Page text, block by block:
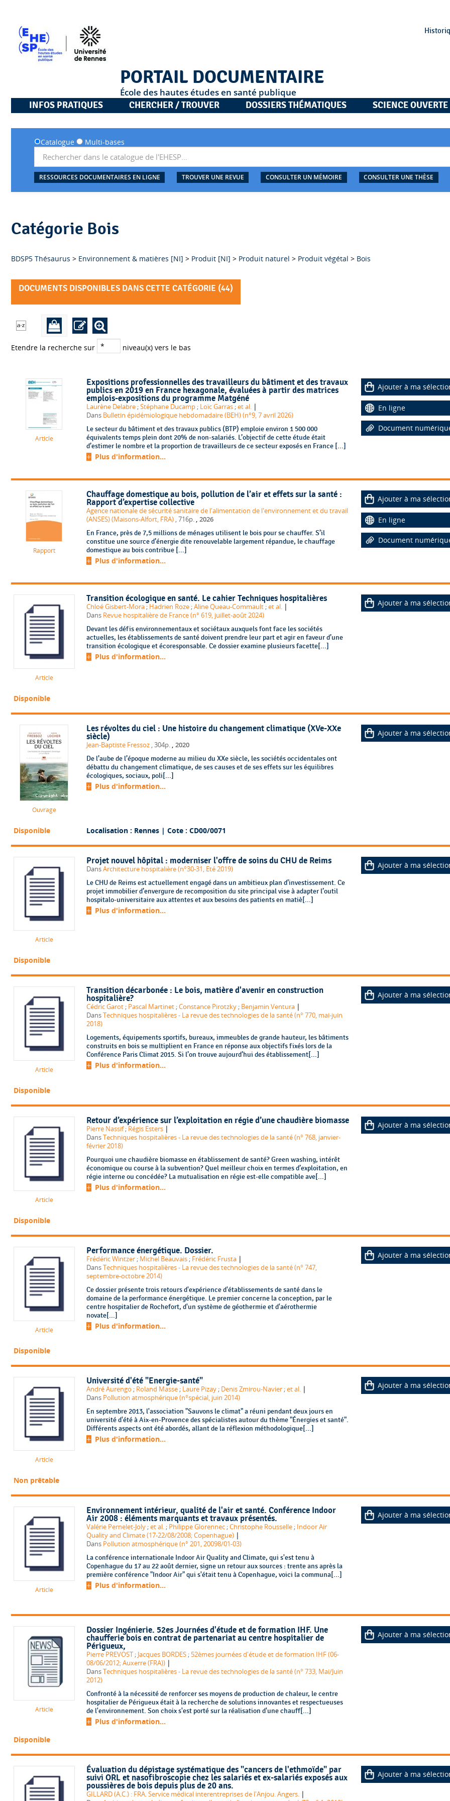
PORTAIL DOCUMENTAIRE
École des hautes études en santé publique
INFOS PRATIQUES
CHERCHER / TROUVER DOSSIERS THÉMATIQUES SCIENCE OUVERTE
Catalogue Multi-bases
RESSOURCES DOCUMENTAIRES EN LIGNE TROUVER UNE REVUE CONSULTER UN MÉMOIRE CONSULTER UNE THÈSE
Catégorie Bois
BDSP5 Thésaurus > Environnement & matières [NI] > Produit [NI] > Produit naturel > Produit végétal > Bois
DOCUMENTS DISPONIBLES DANS CETTE CATÉGORIE (44)
Etendre la recherche sur niveau(x) vers le bas
Article
Expositions professionnelles des travailleurs du bâtiment et des travaux
publics en 2019 en France hexagonale, évaluées à partir des matrices
emplois-expositions du programme Matgéné
Laurène Delabre ;Stéphane Ducamp ; Loïc Garras ;et al. |
Dans Bulletin épidémiologique hebdomadaire (BEH) (n°9, 7 avril 2026)
Le secteur du bâtiment et des travaux publics (BTP) emploie environ 1 500 000
équivalents temps plein dont 20% de non-salariés. L’objectif de cette étude était
d’estimer le nombre et la proportion de travailleurs de ce secteur exposés en France [...]
Plus d'information...
Ajouter à ma
En ligne
Document
Rapport
Chauffage domestique au bois, pollution de l’air et effets sur la santé :
Rapport d’expertise collective
Agence nationale de sécurité sanitaire de l'alimentation de l'environnement et du travail
(ANSES) (Maisons-Alfort, FRA) , 716p. 2026
En France, près de 7,5 millions de ménages utilisent le bois pour se chauffer. S’il
constitue une source d’énergie dite renouvelable largement répandue, le chauffage
domestique au bois contribue [...]
Plus d'information...
Ajouter à ma
En ligne
Document
Article
Transition écologique en santé. Le cahier Techniques hospitalières
Chloé Gisbert-Mora ; Hadrien Roze ;Aline Queau-Commault ;et al. |
Dans Revue hospitalière de France (n° 619, juillet-août 2024)
Devant les défis environnementaux et sociétaux auxquels font face les sociétés
actuelles, les établissements de santé doivent prendre leur part et agir en faveur d’une
transition écologique et écoresponsable. Ce dossier examine plusieurs facette[...]
Plus d'information...
Ajouter à ma
Disponible
Ouvrage
Les révoltes du ciel : Une histoire du changement climatique (XVe-XXe
siècle)
Jean-Baptiste Fressoz , 304p. 2020
De l’aube de l’époque moderne au milieu du XXe siècle, les sociétés occidentales ont
débattu du changement climatique, de ses causes et de ses effets sur les équilibres
écologiques, sociaux, poli[...]
Plus d'information...
Ajouter à ma
Disponible Localisation : Rennes | Cote : CD00/0071
Article
Projet nouvel hôpital : moderniser l'offre de soins du CHU de Reims
DansArchitecture hospitalière (n°30-31, Eté 2019)
Le CHU de Reims est actuellement engagé dans un ambitieux plan d’investissement. Ce
projet immobilier d’envergure de recomposition du site principal vise à adapter l’outil
hospitalo-universitaire aux attentes et aux besoins des patients en matiè[...]
Plus d'information...
Ajouter à ma
Disponible
Article
Transition décarbonée : Le bois, matière d'avenir en construction
hospitalière?
Cédric Garot ; Pascal Martinet ;Constance Pirotzky ; Benjamin Ventura |
DansTechniques hospitalières - La revue des technologies de la santé (n° 770, mai-juin
2018)
Logements, équipements sportifs, bureaux, immeubles de grande hauteur, les bâtiments
construits en bois se multiplient en France en réponse aux objectifs fixés lors de la
Conférence Paris Climat 2015. Si l’on trouve aujourd’hui des établissement[...]
Plus d'information...
Ajouter à ma
Disponible
Article
Retour d’expérience sur l’exploitation en régie d’une chaudière biomasse
Pierre Nassif ; Régis Esters |
DansTechniques hospitalières - La revue des technologies de la santé (n° 768, janvier-
février 2018)
Pourquoi une chaudière biomasse en établissement de santé? Green washing, intérêt
économique ou course à la subvention? Quel meilleur choix en termes d’exploitation, en
régie interne ou concédée? La mutualisation en régie est-elle compatible ave[...]
Plus d'information...
Ajouter à ma
Disponible
Article
Performance énergétique. Dossier.
Frédéric Wintzer ; Michel Beauvais ; Frédéric Frusta |
DansTechniques hospitalières - La revue des technologies de la santé (n° 747,
septembre-octobre 2014)
Ce dossier présente trois retours d'expérience d'établissements de santé dans le
domaine de la performance énergétique. Le premier concerne la conception, par le
centre hospitalier de Rochefort, d'un système de géothermie et d'aérothermie
novate[...]
Plus d'information...
Ajouter à ma
Disponible
Article
Université d'été "Energie-santé"
André Aurengo ; Roland Masse ; Laure Pizay ; Denis Zmirou-Navier ;et al. |
Dans Pollution atmosphérique (n°spécial, juin 2014)
En septembre 2013, l'association "Sauvons le climat" a réuni pendant deux jours en
université d'été à Aix-en-Provence des spécialistes autour du thème "Énergies et santé".
Différents aspects ont été abordés, allant de la réflexion méthodologique[...]
Plus d'information...
Ajouter à ma
Non prêtable
Article
Environnement intérieur, qualité de l'air et santé. Conférence Indoor
Air 2008 : éléments marquants et travaux présentés.
Valérie Pernelet-Joly;et al.; Philippe Glorennec;Christophe Rousselle; Indoor Air
Quality and Climate (17-22/08/2008; Copenhague) |
Dans Pollution atmosphérique (n° 201, 20098/01-03)
La conférence internationale Indoor Air Quality and Climate, qui s'est tenu à
Copenhague du 17 au 22 août dernier, signe un retour aux sources : trente ans après la
première conférence "Indoor Air" qui s'était tenu à Copenhague, voici la communa[...]
Plus d'information...
Ajouter à ma
Article
Dossier Ingénierie. 52es Journées d'étude et de formation IHF. Une
chaufferie bois en contrat de partenariat au centre hospitalier de
Périgueux,
Pierre PREVOST ; Jacques BORDES ; 52èmes journées d'étude et de formation IHF (06-
08/06/2012; Auxerre (FRA)) |
DansTechniques hospitalières - La revue des technologies de la santé (n° 733, Mai/Juin
2012)
Confronté à la nécessité de renforcer ses moyens de production de chaleur, le centre
hospitalier de Périgueux était à la recherche de solutions innovantes et respectueuses
de l'environnement. Son choix s'est porté sur la réalisation d'une chauff[...]
Plus d'information...
Ajouter à ma
Disponible
Évaluation du dépistage systématique des "cancers de l'ethmoïde" par
suivi ORL et nasofibroscopie chez les salariés et ex-salariés exposés aux
poussières de bois depuis plus de 20 ans.
GILLARD (A.C.) : FRA. Service médical interentreprises de l'Anjou. Angers. |
Ajouter à ma